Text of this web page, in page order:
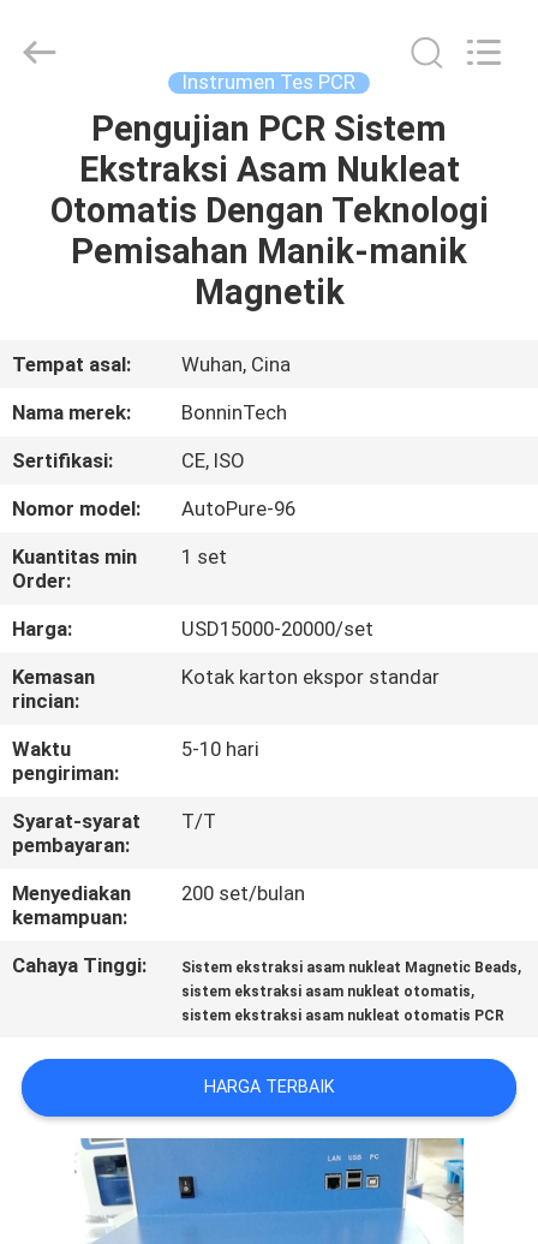
RUMAH
PRODUK
TENTANG
KAMI
TUR
PABRIK
KONTROL
KUALITAS
HUBUNGI
KAMI
PERMINTAAN
PENAWARAN
POLICY
Reserved.
Developed
Instrumen Tes PCR
Pengujian PCR Sistem
Ekstraksi Asam Nukleat
Otomatis Dengan Teknologi
Pemisahan Manik-manik
Magnetik
Tempat asal:
Wuhan, Cina
Nama merek:
BonninTech
Sertifikasi:
CE, ISO
Nomor model:
AutoPure-96
Kuantitas min
Order:
1 set
Harga:
USD15000-20000/set
Kemasan
rincian:
Kotak karton ekspor standar
Waktu
pengiriman:
5-10 hari
Syarat-syarat
pembayaran:
T/T
Menyediakan
kemampuan:
200 set/bulan
Cahaya Tinggi: Sistem ekstraksi asam nukleat Magnetic Beads,
sistem ekstraksi asam nukleat otomatis,
sistem ekstraksi asam nukleat otomatis PCR
HARGA TERBAIK